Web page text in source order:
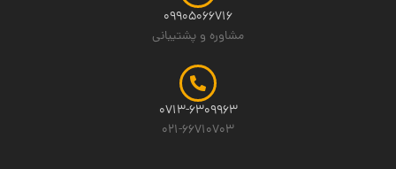
09905066716
مشاوره و پشتیبانی
0713-6309963
021-66710703